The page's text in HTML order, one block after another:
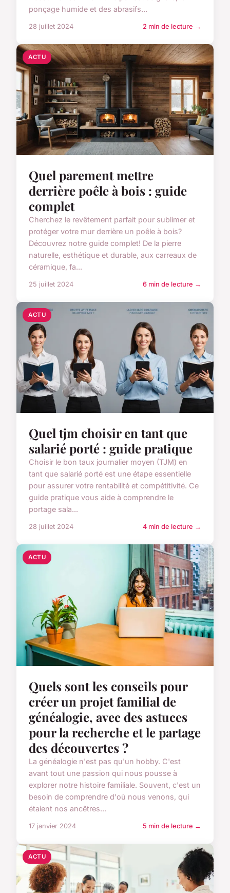
ponçage humide et des abrasifs...
28 juillet 2024 2 min de lecture →
ACTU
Quel parement mettre
derrière poêle à bois : guide
complet
Cherchez le revêtement parfait pour sublimer et
protéger votre mur derrière un poêle à bois?
Découvrez notre guide complet! De la pierre
naturelle, esthétique et durable, aux carreaux de
céramique, fa...
25 juillet 2024 6 min de lecture →
ACTU
Quel tjm choisir en tant que
salarié porté : guide pratique
Choisir le bon taux journalier moyen (TJM) en
tant que salarié porté est une étape essentielle
pour assurer votre rentabilité et compétitivité. Ce
guide pratique vous aide à comprendre le
portage sala...
28 juillet 2024 4 min de lecture →
ACTU
Quels sont les conseils pour
créer un projet familial de
généalogie, avec des astuces
pour la recherche et le partage
des découvertes ?
La généalogie n'est pas qu'un hobby. C'est
avant tout une passion qui nous pousse à
explorer notre histoire familiale. Souvent, c'est un
besoin de comprendre d'où nous venons, qui
étaient nos ancêtres...
17 janvier 2024 5 min de lecture →
ACTU